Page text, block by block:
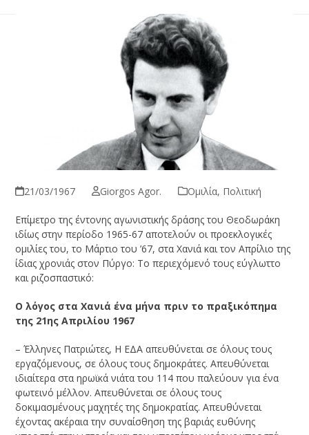
21/03/1967 Giorgos Agor. Ομιλία, Πολιτική
Επίμετρο της έντονης αγωνιστικής δράσης του Θεοδωράκη
ιδίως στην περίοδο 1965-67 αποτελούν οι προεκλογικές
ομιλίες του, το Μάρτιο του ’67, στα Χανιά και τον Απρίλιο της
ίδιας χρονιάς στον Πύργο: Το περιεχόμενό τους εύγλωττο
και ριζο­σπαστικό:
Ο λόγος στα Χανιά ένα μήνα πριν το πραξικόπημα
της 21ης Απριλίου 1967
– Έλληνες Πατριώτες, Η ΕΔΑ απευθύνεται σε όλους τους
εργαζόμενους, σε όλους τους δημοκράτες. Απευθύνεται
ιδιαίτερα στα ηρωϊκά νιάτα του 114 που παλεύουν για ένα
φωτεινό μέλλον. Απευθύνεται σε όλους τους
δοκιμασμένους μαχη­τές της δημοκρατίας. Απευθύνεται
έχοντας ακέραια την συναίσθηση της βαριάς ευθύ­νης